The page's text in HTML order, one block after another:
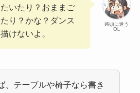
路頭に迷う
OL
いたり？おままご
り？かな？ダンス
けないよ。
、テーブルや椅子なら書き